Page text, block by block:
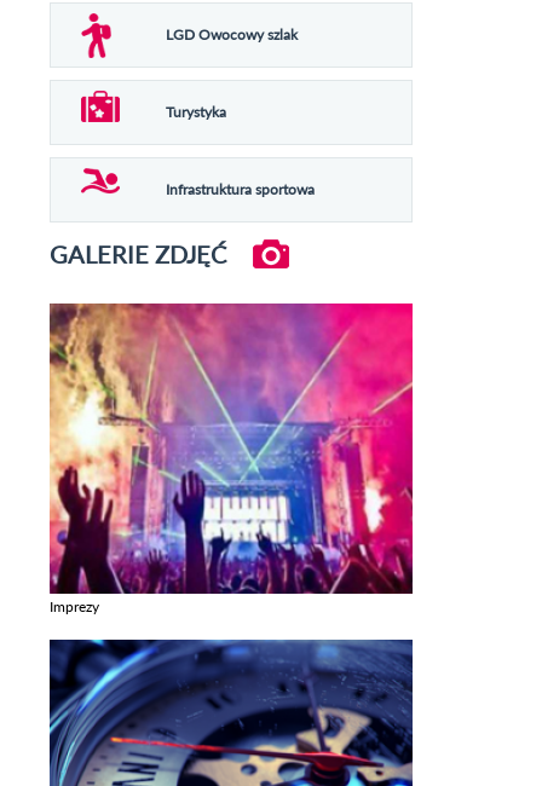
LGD Owocowy szlak
Turystyka
Infrastruktura sportowa
GALERIE ZDJĘĆ
Imprezy